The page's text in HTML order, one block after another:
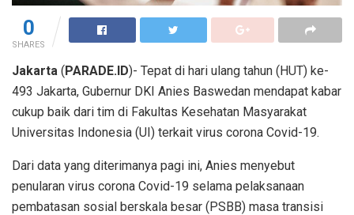
0
SHARES
Jakarta (PARADE.ID)- Tepat di hari ulang tahun (HUT) ke-
493 Jakarta, Gubernur DKI Anies Baswedan mendapat kabar
cukup baik dari tim di Fakultas Kesehatan Masyarakat
Universitas Indonesia (UI) terkait virus corona Covid-19.
Dari data yang diterimanya pagi ini, Anies menyebut
penularan virus corona Covid-19 selama pelaksanaan
pembatasan sosial berskala besar (PSBB) masa transisi